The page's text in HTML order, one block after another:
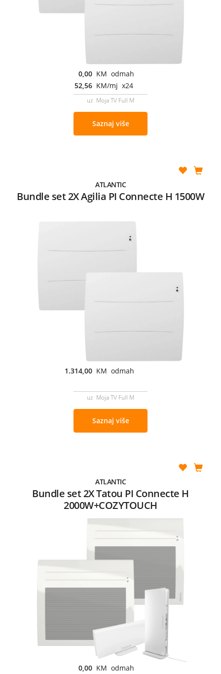
0,00 KM odmah
52,56 KM/mj x24
uz Moja TV Full M
Saznaj više
ATLANTIC
Bundle set 2X Agilia PI Connecte H 1500W
1.314,00 KM odmah
uz Moja TV Full M
Saznaj više
ATLANTIC
Bundle set 2X Tatou PI Connecte H
2000W+COZYTOUCH
0,00 KM odmah